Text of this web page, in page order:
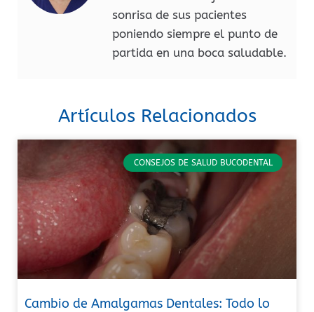
sonrisa de sus pacientes
poniendo siempre el punto de
partida en una boca saludable.
Artículos Relacionados
CONSEJOS DE SALUD BUCODENTAL
Cambio de Amalgamas Dentales: Todo lo